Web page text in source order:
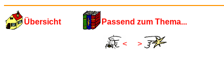
Übersicht Passend zum Thema...
< >